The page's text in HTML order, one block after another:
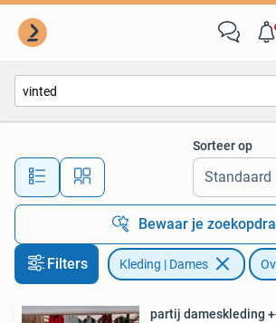
Alle afstanden…
Sorteer op
Bewaar je
Filters Kleding | Dames
partij dameskleding